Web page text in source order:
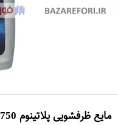
مایع ظرفشویی پلاتینوم 750 گرم اوه